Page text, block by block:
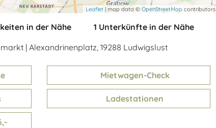
Leaflet | map data © OpenStreetMap contributors
in der Nähe
1 Unterkünfte in der Nähe
| Alexandrinenplatz, 19288 Ludwigslust
Mietwagen-Check
Ladestationen